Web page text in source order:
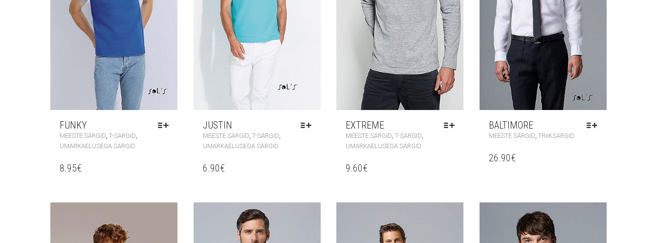
FUNKY
MEESTE SÄRGID T-SÄRGID
ÜMARKAELUSEGA SÄRGID
8.95€
JUSTIN
MEESTE SÄRGID T-SÄRGID
ÜMARKAELUSEGA SÄRGID
6.90€
EXTREME
MEESTE SÄRGID T-SÄRGID
ÜMARKAELUSEGA SÄRGID
9.60€
BALTIMORE
MEESTE SÄRGID TRIIKSÄRGID
26.90€